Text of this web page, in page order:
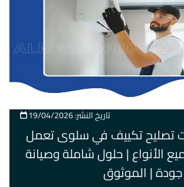
تاريخ النشر: 19/04/2026
تصليح تكييف في سلوى تعمل
الأنواع | حلول شاملة وصيانة
جودة | الموثوق